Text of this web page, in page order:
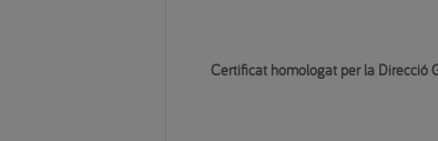
Certificat homologat per la Direcció